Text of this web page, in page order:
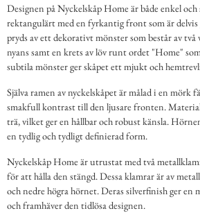
Designen på Nyckelskåp Home är både enkel
rektangulärt med en fyrkantig front som är
pryds av ett dekorativt mönster som består av
nyans samt en krets av löv runt ordet "Home"
subtila mönster ger skåpet ett mjukt och
Själva ramen av nyckelskåpet är målad i en mörk
smakfull kontrast till den ljusare fronten.
trä, vilket ger en hållbar och robust känsla.
en tydlig och tydligt definierad form.
Nyckelskåp Home är utrustat med två
för att hålla den stängd. Dessa klamrar är av
och nedre högra hörnet. Deras silverfinish ger en
och framhäver den tidlösa designen.